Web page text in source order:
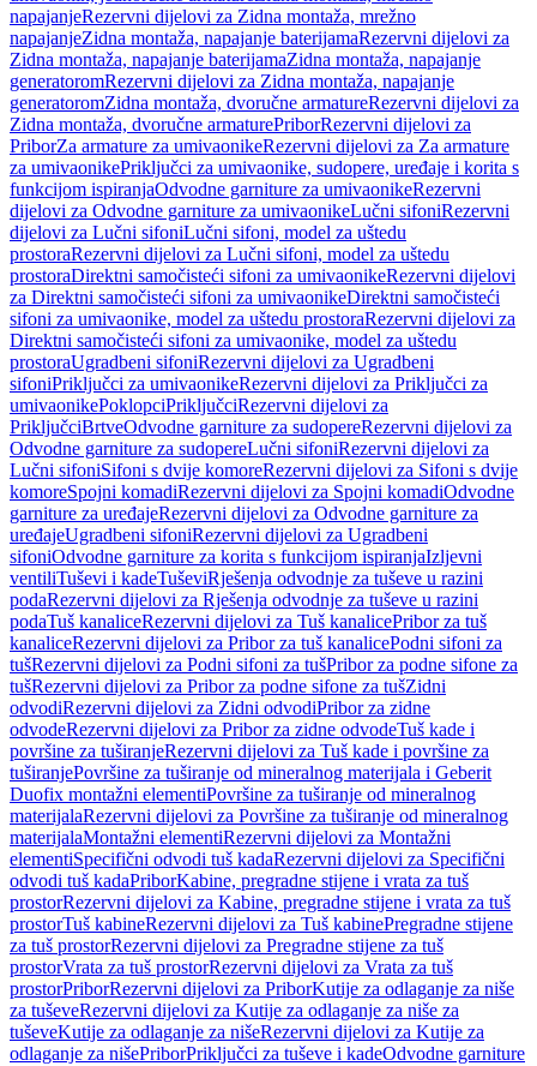
napajanjeRezervni dijelovi za Zidna montaža, mrežno
napajanjeZidna montaža, napajanje baterijamaRezervni dijelovi za
Zidna montaža, napajanje baterijamaZidna montaža, napajanje
generatoromRezervni dijelovi za Zidna montaža, napajanje
generatoromZidna montaža, dvoručne armatureRezervni dijelovi za
Zidna montaža, dvoručne armaturePriborRezervni dijelovi za
PriborZa armature za umivaonikeRezervni dijelovi za Za armature
za umivaonikePriključci za umivaonike, sudopere, uređaje i korita s
funkcijom ispiranjaOdvodne garniture za umivaonikeRezervni
dijelovi za Odvodne garniture za umivaonikeLučni sifoniRezervni
dijelovi za Lučni sifoniLučni sifoni, model za uštedu
prostoraRezervni dijelovi za Lučni sifoni, model za uštedu
prostoraDirektni samočisteći sifoni za umivaonikeRezervni dijelovi
za Direktni samočisteći sifoni za umivaonikeDirektni samočisteći
sifoni za umivaonike, model za uštedu prostoraRezervni dijelovi za
Direktni samočisteći sifoni za umivaonike, model za uštedu
prostoraUgradbeni sifoniRezervni dijelovi za Ugradbeni
sifoniPriključci za umivaonikeRezervni dijelovi za Priključci za
umivaonikePoklopciPriključciRezervni dijelovi za
PriključciBrtveOdvodne garniture za sudopereRezervni dijelovi za
Odvodne garniture za sudopereLučni sifoniRezervni dijelovi za
Lučni sifoniSifoni s dvije komoreRezervni dijelovi za Sifoni s dvije
komoreSpojni komadiRezervni dijelovi za Spojni komadiOdvodne
garniture za uređajeRezervni dijelovi za Odvodne garniture za
uređajeUgradbeni sifoniRezervni dijelovi za Ugradbeni
sifoniOdvodne garniture za korita s funkcijom ispiranjaIzljevni
ventiliTuševi i kadeTuševiRješenja odvodnje za tuševe u razini
podaRezervni dijelovi za Rješenja odvodnje za tuševe u razini
podaTuš kanaliceRezervni dijelovi za Tuš kanalicePribor za tuš
kanaliceRezervni dijelovi za Pribor za tuš kanalicePodni sifoni za
tušRezervni dijelovi za Podni sifoni za tušPribor za podne sifone za
tušRezervni dijelovi za Pribor za podne sifone za tušZidni
odvodiRezervni dijelovi za Zidni odvodiPribor za zidne
odvodeRezervni dijelovi za Pribor za zidne odvodeTuš kade i
površine za tuširanjeRezervni dijelovi za Tuš kade i površine za
tuširanjePovršine za tuširanje od mineralnog materijala i Geberit
Duofix montažni elementiPovršine za tuširanje od mineralnog
materijalaRezervni dijelovi za Površine za tuširanje od mineralnog
materijalaMontažni elementiRezervni dijelovi za Montažni
elementiSpecifični odvodi tuš kadaRezervni dijelovi za Specifični
odvodi tuš kadaPriborKabine, pregradne stijene i vrata za tuš
prostorRezervni dijelovi za Kabine, pregradne stijene i vrata za tuš
prostorTuš kabineRezervni dijelovi za Tuš kabinePregradne stijene
za tuš prostorRezervni dijelovi za Pregradne stijene za tuš
prostorVrata za tuš prostorRezervni dijelovi za Vrata za tuš
prostorPriborRezervni dijelovi za PriborKutije za odlaganje za niše
za tuševeRezervni dijelovi za Kutije za odlaganje za niše za
tuševeKutije za odlaganje za nišeRezervni dijelovi za Kutije za
odlaganje za nišePriborPriključci za tuševe i kadeOdvodne garniture